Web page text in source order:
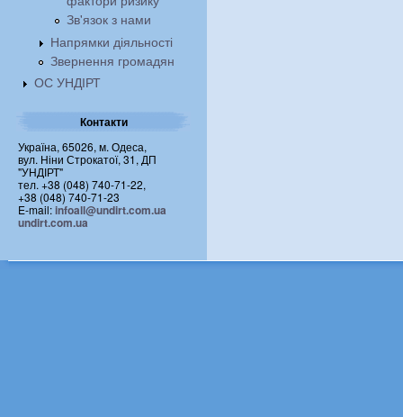
Зв'язок з нами
Напрямки діяльності
Звернення громадян
ОС УНДІРТ
Контакти
Україна, 65026, м. Одеса,
вул. Ніни Строкатої, 31, ДП
"УНДІРТ"
тел. +38 (048) 740-71-22,
+38 (048) 740-71-23
E-mail:infoall@undirt.com.ua
undirt.com.ua